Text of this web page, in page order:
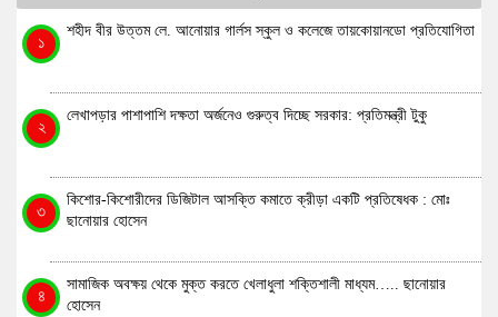
১
শহীদ বীর উত্তম লে. আনোয়ার গার্লস স্কুল ও কলেজে তায়কোয়ানডো প্রতিযোগিতা
২
লেখাপড়ার পাশাপাশি দক্ষতা অর্জনেও গুরুত্ব দিচ্ছে সরকার: প্রতিমন্ত্রী টুকু
৩
কিশোর-কিশোরীদের ডিজিটাল আসক্তি কমাতে ক্রীড়া একটি প্রতিষেধক : মোঃ
ছানোয়ার হোসেন
৪
সামাজিক অবক্ষয় থেকে মুক্ত করতে খেলাধুলা শক্তিশালী মাধ্যম….. ছানোয়ার
হোসেন